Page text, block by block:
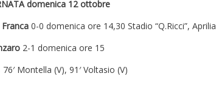
domenica 12 ottobre
0-0 domenica ore 14,30 Stadio “Q.Ricci”, Aprilia
2-1 domenica ore 15
Montella (V), 91′ Voltasio (V)